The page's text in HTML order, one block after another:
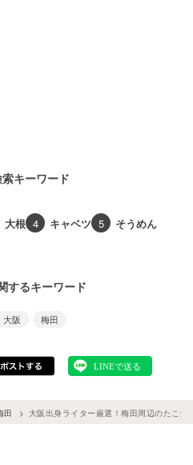
キーワード
大根 4 キャベツ 5 そうめん
するキーワード
大阪 梅田
田 大阪出身ライター厳選！梅田周辺のたこ焼